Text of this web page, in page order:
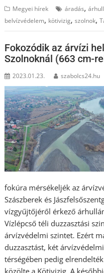
Megyei hírek áradás,
belvízvédelem, kötivizig,szolnok,
Fokozódik az árvízi
Szolnoknál (663 cm-
2023.01.23. szabolcs24.hu
fokúra mérsékeljék az
Szászberek és
vízgyűjtőjéről érkező
Vízlépcső téli duzzasztási
árvízvédelmi szintet. Ezért
duzzasztást, két
térségében pedig
közölte a Kötivizig. A